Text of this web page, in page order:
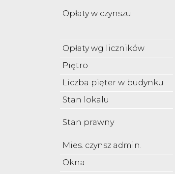
Opłaty w czynszu
Opłaty wg liczników
Piętro
Liczba pięter w budynku
Stan lokalu
Stan prawny
Mies. czynsz admin.
Okna